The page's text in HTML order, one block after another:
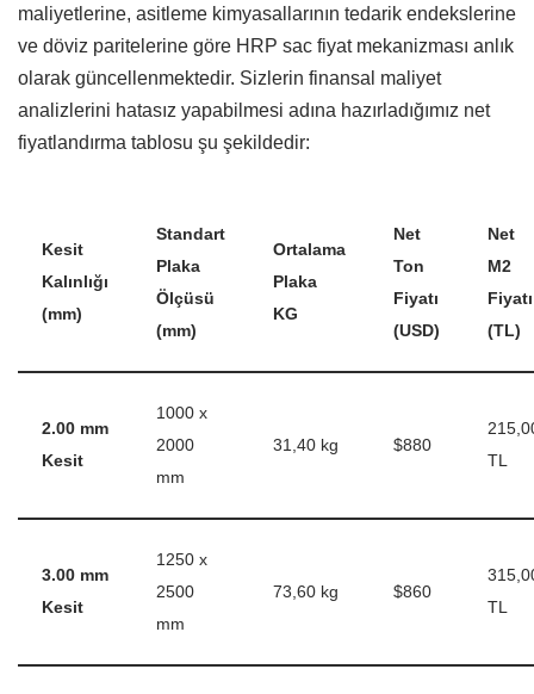
maliyetlerine, asitleme kimyasallarının tedarik endekslerine
ve döviz paritelerine göre HRP sac fiyat mekanizması anlık
olarak güncellenmektedir. Sizlerin finansal maliyet
analizlerini hatasız yapabilmesi adına hazırladığımız net
fiyatlandırma tablosu şu şekildedir:
Kesit
Kalınlığı
(mm)
Standart
Plaka
Ölçüsü
(mm)
Ortalama
Plaka
KG
Net
Ton
Fiyatı
(USD)
Net
M2
Fiyatı
(TL)
2.00 mm
Kesit
1000 x
2000
mm
31,40 kg $880
TL
3.00 mm
Kesit
1250 x
2500
mm
73,60 kg $860
TL